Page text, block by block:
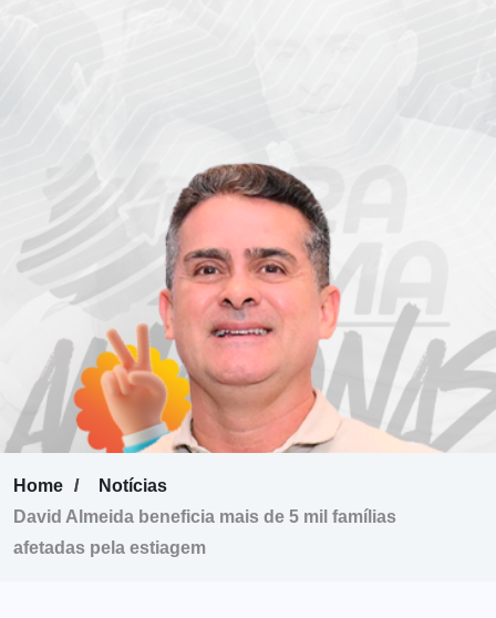
Home
Notícias
David Almeida beneficia mais de 5 mil famílias
afetadas pela estiagem